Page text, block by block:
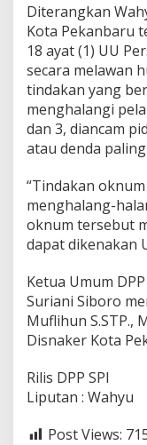
Diterangkan
Kota Pekanbaru
18 ayat (1) UU
secara melawan
tindakan yang
menghalangi
dan 3, diancam
atau denda
“Tindakan
menghalang-
oknum tersebut
dapat dikenakan
Ketua Umum
Suriani Siboro
Muflihun S.STP.,
Disnaker Kota
Rilis DPP SPI
Liputan : Wahyu
Post Views: